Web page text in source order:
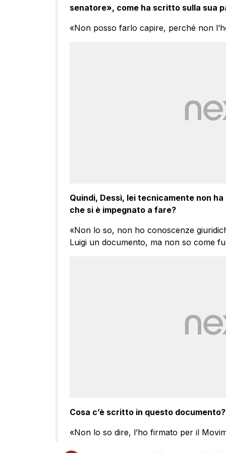
senatore», come ha scritto sulla sua
«Non posso farlo capire, perché non
Quindi, Dessì, lei tecnicamente non
che si è impegnato a fare?
«Non lo so, non ho conoscenze
Luigi un documento, ma non so come
Cosa c’è scritto in questo documento?
«Non lo so dire, l’ho firmato per il